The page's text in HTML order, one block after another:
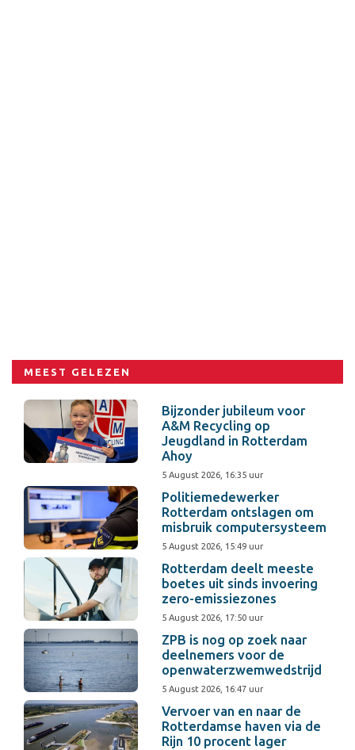
MEEST GELEZEN
Bijzonder jubileum voor
A&M Recycling op
Jeugdland in Rotterdam
Ahoy
5 August 2026, 16:35 uur
Politiemedewerker
Rotterdam ontslagen om
misbruik computersysteem
5 August 2026, 15:49 uur
Rotterdam deelt meeste
boetes uit sinds invoering
zero-emissiezones
5 August 2026, 17:50 uur
ZPB is nog op zoek naar
deelnemers voor de
openwaterzwemwedstrijd
5 August 2026, 16:47 uur
Vervoer van en naar de
Rotterdamse haven via de
Rijn 10 procent lager